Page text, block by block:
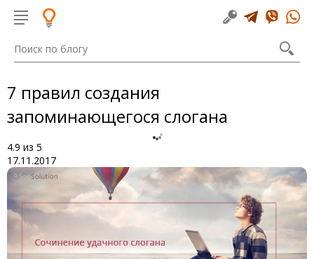
7 правил создания
запоминающегося слогана
4.9 из 5
17.11.2017